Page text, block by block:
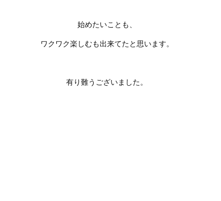
始めたいことも、
ワクワク楽しむも出来てたと思います。
有り難うございました。